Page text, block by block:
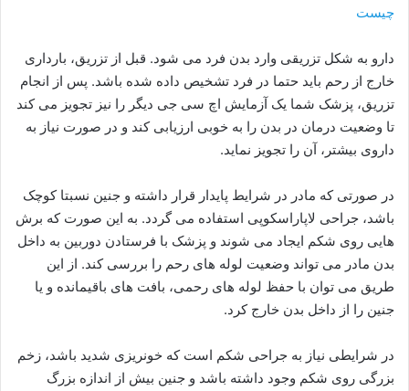
چیست
دارو به شکل تزریقی وارد بدن فرد می شود. قبل از تزریق، بارداری
خارج از رحم باید حتما در فرد تشخیص داده شده باشد. پس از انجام
تزریق، پزشک شما یک آزمایش اچ سی جی دیگر را نیز تجویز می کند
تا وضعیت درمان در بدن را به خوبی ارزیابی کند و در صورت نیاز به
داروی بیشتر، آن را تجویز نماید.
در صورتی که مادر در شرایط پایدار قرار داشته و جنین نسبتا کوچک
باشد، جراحی لاپاراسکوپی استفاده می گردد. به این صورت که برش
هایی روی شکم ایجاد می شوند و پزشک با فرستادن دوربین به داخل
بدن مادر می تواند وضعیت لوله های رحم را بررسی کند. از این
طریق می توان با حفظ لوله های رحمی، بافت های باقیمانده و یا
جنین را از داخل بدن خارج کرد.
در شرایطی نیاز به جراحی شکم است که خونریزی شدید باشد، زخم
بزرگی روی شکم وجود داشته باشد و جنین بیش از اندازه بزرگ